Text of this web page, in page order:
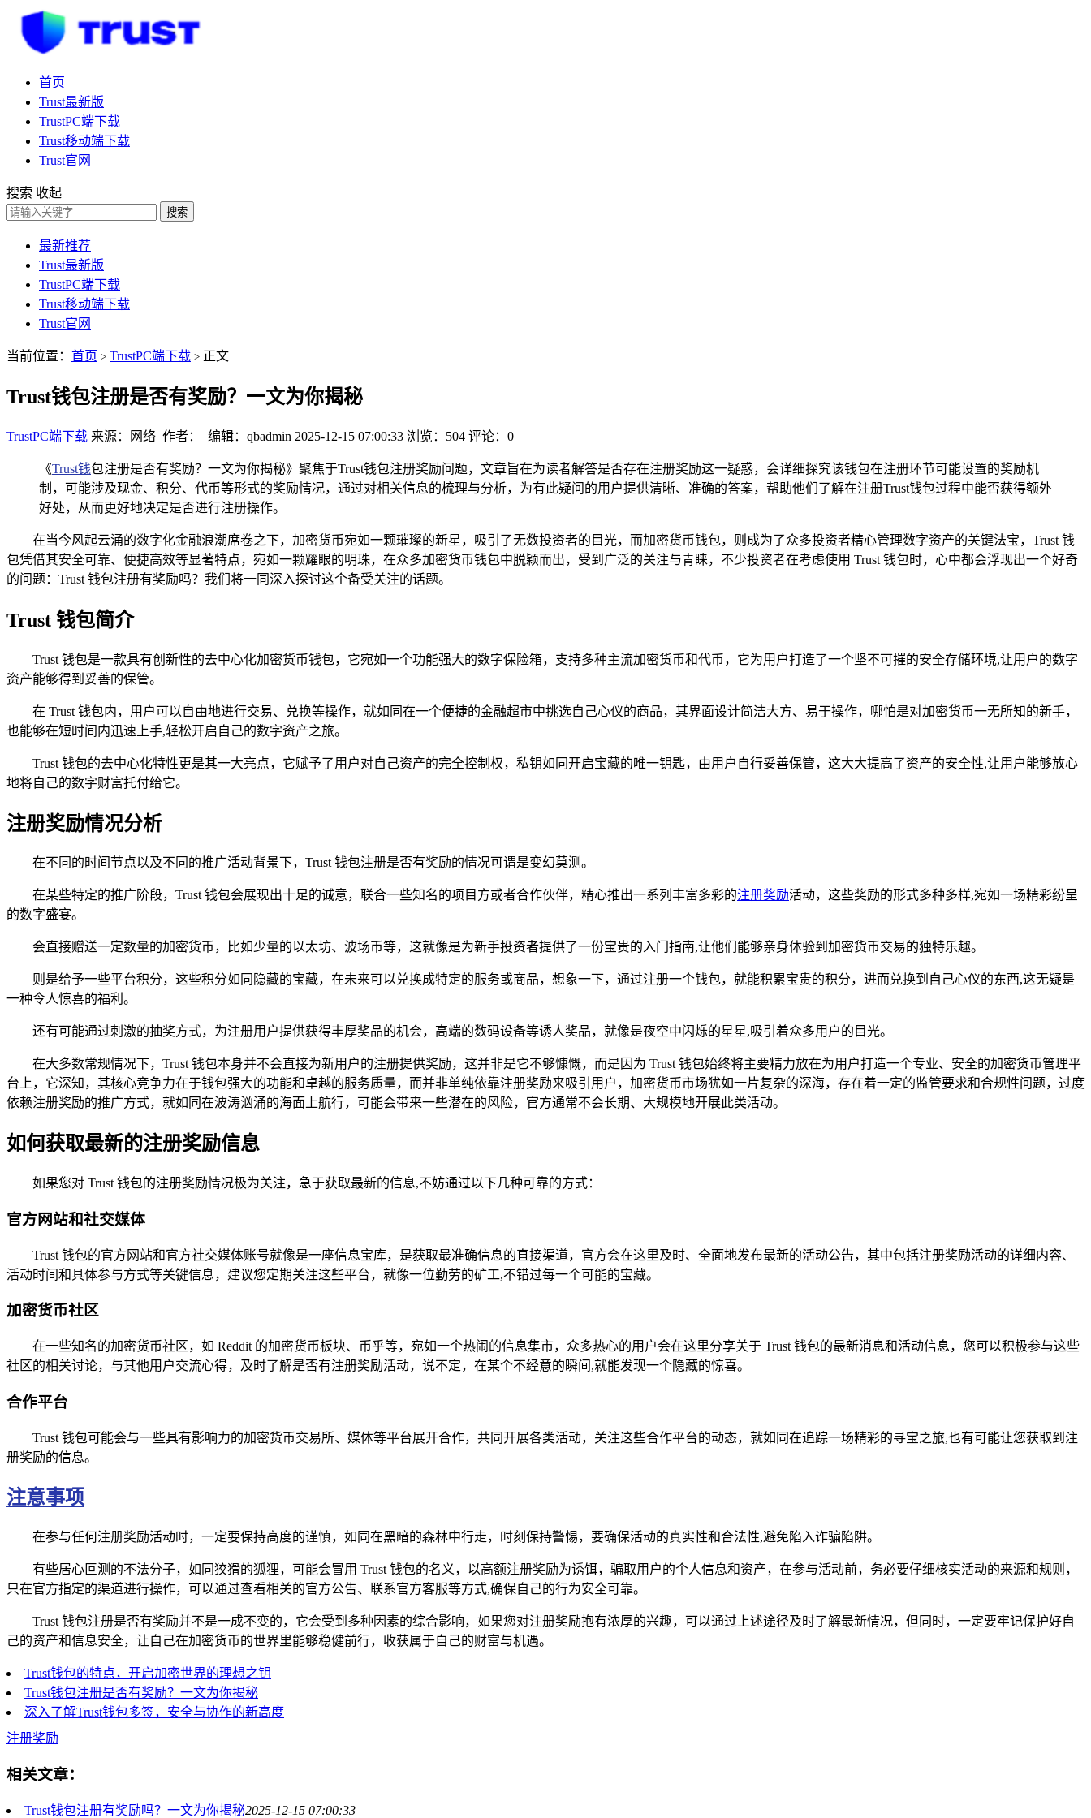
首页
Trust最新版
TrustPC端下载
Trust移动端下载
Trust官网
搜索 收起
搜索
最新推荐
Trust最新版
TrustPC端下载
Trust移动端下载
Trust官网
当前位置： 首页 > TrustPC端下载 > 正文
Trust钱包注册是否有奖励？一文为你揭秘
TrustPC端下载 来源：网络 作者： 编辑：qbadmin 2025-12-15 07:00:33 浏览：504 评论：0
《Trust钱包注册是否有奖励？一文为你揭秘》聚焦于Trust钱包注册奖励问题，文章旨在为读者解答是否存在注册奖励这一疑惑，会详细探究该钱包在注册环节可能设置的奖励机
制，可能涉及现金、积分、代币等形式的奖励情况，通过对相关信息的梳理与分析，为有此疑问的用户提供清晰、准确的答案，帮助他们了解在注册Trust钱包过程中能否获得额外
好处，从而更好地决定是否进行注册操作。
在当今风起云涌的数字化金融浪潮席卷之下，加密货币宛如一颗璀璨的新星，吸引了无数投资者的目光，而加密货币钱包，则成为了众多投资者精心管理数字资产的关键法宝，Trust 钱
包凭借其安全可靠、便捷高效等显著特点，宛如一颗耀眼的明珠，在众多加密货币钱包中脱颖而出，受到广泛的关注与青睐，不少投资者在考虑使用 Trust 钱包时，心中都会浮现出一个好奇
的问题：Trust 钱包注册有奖励吗？我们将一同深入探讨这个备受关注的话题。
Trust 钱包简介
Trust 钱包是一款具有创新性的去中心化加密货币钱包，它宛如一个功能强大的数字保险箱，支持多种主流加密货币和代币，它为用户打造了一个坚不可摧的安全存储环境,让用户的数字
资产能够得到妥善的保管。
在 Trust 钱包内，用户可以自由地进行交易、兑换等操作，就如同在一个便捷的金融超市中挑选自己心仪的商品，其界面设计简洁大方、易于操作，哪怕是对加密货币一无所知的新手，
也能够在短时间内迅速上手,轻松开启自己的数字资产之旅。
Trust 钱包的去中心化特性更是其一大亮点，它赋予了用户对自己资产的完全控制权，私钥如同开启宝藏的唯一钥匙，由用户自行妥善保管，这大大提高了资产的安全性,让用户能够放心
地将自己的数字财富托付给它。
注册奖励情况分析
在不同的时间节点以及不同的推广活动背景下，Trust 钱包注册是否有奖励的情况可谓是变幻莫测。
在某些特定的推广阶段，Trust 钱包会展现出十足的诚意，联合一些知名的项目方或者合作伙伴，精心推出一系列丰富多彩的注册奖励活动，这些奖励的形式多种多样,宛如一场精彩纷呈
的数字盛宴。
会直接赠送一定数量的加密货币，比如少量的以太坊、波场币等，这就像是为新手投资者提供了一份宝贵的入门指南,让他们能够亲身体验到加密货币交易的独特乐趣。
则是给予一些平台积分，这些积分如同隐藏的宝藏，在未来可以兑换成特定的服务或商品，想象一下，通过注册一个钱包，就能积累宝贵的积分，进而兑换到自己心仪的东西,这无疑是
一种令人惊喜的福利。
还有可能通过刺激的抽奖方式，为注册用户提供获得丰厚奖品的机会，高端的数码设备等诱人奖品，就像是夜空中闪烁的星星,吸引着众多用户的目光。
在大多数常规情况下，Trust 钱包本身并不会直接为新用户的注册提供奖励，这并非是它不够慷慨，而是因为 Trust 钱包始终将主要精力放在为用户打造一个专业、安全的加密货币管理平
台上，它深知，其核心竞争力在于钱包强大的功能和卓越的服务质量，而并非单纯依靠注册奖励来吸引用户，加密货币市场犹如一片复杂的深海，存在着一定的监管要求和合规性问题，过度
依赖注册奖励的推广方式，就如同在波涛汹涌的海面上航行，可能会带来一些潜在的风险，官方通常不会长期、大规模地开展此类活动。
如何获取最新的注册奖励信息
如果您对 Trust 钱包的注册奖励情况极为关注，急于获取最新的信息,不妨通过以下几种可靠的方式：
官方网站和社交媒体
Trust 钱包的官方网站和官方社交媒体账号就像是一座信息宝库，是获取最准确信息的直接渠道，官方会在这里及时、全面地发布最新的活动公告，其中包括注册奖励活动的详细内容、
活动时间和具体参与方式等关键信息，建议您定期关注这些平台，就像一位勤劳的矿工,不错过每一个可能的宝藏。
加密货币社区
在一些知名的加密货币社区，如 Reddit 的加密货币板块、币乎等，宛如一个热闹的信息集市，众多热心的用户会在这里分享关于 Trust 钱包的最新消息和活动信息，您可以积极参与这些
社区的相关讨论，与其他用户交流心得，及时了解是否有注册奖励活动，说不定，在某个不经意的瞬间,就能发现一个隐藏的惊喜。
合作平台
Trust 钱包可能会与一些具有影响力的加密货币交易所、媒体等平台展开合作，共同开展各类活动，关注这些合作平台的动态，就如同在追踪一场精彩的寻宝之旅,也有可能让您获取到注
册奖励的信息。
注意事项
在参与任何注册奖励活动时，一定要保持高度的谨慎，如同在黑暗的森林中行走，时刻保持警惕，要确保活动的真实性和合法性,避免陷入诈骗陷阱。
有些居心叵测的不法分子，如同狡猾的狐狸，可能会冒用 Trust 钱包的名义，以高额注册奖励为诱饵，骗取用户的个人信息和资产，在参与活动前，务必要仔细核实活动的来源和规则，
只在官方指定的渠道进行操作，可以通过查看相关的官方公告、联系官方客服等方式,确保自己的行为安全可靠。
Trust 钱包注册是否有奖励并不是一成不变的，它会受到多种因素的综合影响，如果您对注册奖励抱有浓厚的兴趣，可以通过上述途径及时了解最新情况，但同时，一定要牢记保护好自
己的资产和信息安全，让自己在加密货币的世界里能够稳健前行，收获属于自己的财富与机遇。
Trust钱包的特点，开启加密世界的理想之钥
Trust钱包注册是否有奖励？一文为你揭秘
深入了解Trust钱包多签，安全与协作的新高度
注册奖励
相关文章：
Trust钱包注册有奖励吗？一文为你揭秘2025-12-15 07:00:33